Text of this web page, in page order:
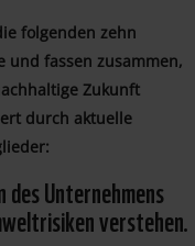
folgenden zehn
und fassen zusammen,
Zukunft
durch aktuelle
Unternehmens
verstehen.